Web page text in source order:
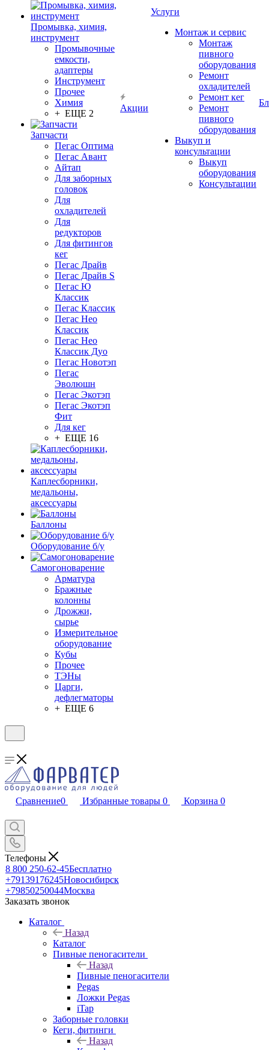
Промывка, химия,
инструмент
Промывочные
емкости,
адаптеры
Инструмент
Прочее
Химия
+ ЕЩЕ 2
Запчасти
Пегас Оптима
Пегас Авант
Айтап
Для заборных
головок
Для
охладителей
Для
редукторов
Для фитингов
кег
Пегас Драйв
Пегас Драйв S
Пегас Ю
Классик
Пегас Классик
Пегас Нео
Классик
Пегас Нео
Классик Дуо
Пегас Новотэп
Пегас
Эволюшн
Пегас Экотэп
Пегас Экотэп
Фит
Для кег
+ ЕЩЕ 16
Каплесборники,
медальоны,
аксессуары
Баллоны
Оборудование б/у
Самогоноварение
Арматура
Бражные
колонны
Дрожжи,
сырье
Измерительное
оборудование
Кубы
Прочее
ТЭНы
Царги,
дефлегматоры
+ ЕЩЕ 6
Акции
Услуги
Монтаж и сервис
Монтаж
пивного
оборудования
Ремонт
охладителей
Ремонт кег
Ремонт
пивного
оборудования
Выкуп и
консультации
Выкуп
оборудования
Консультации
Сравнение0 Избранные товары 0 Корзина 0
Телефоны
8 800 250-62-45Бесплатно
+79139176245Новосибирск
+79850250044Москва
Заказать звонок
Каталог
Назад
Каталог
Пивные пеногасители
Назад
Пивные пеногасители
Pegas
Ложки Pegas
iTap
Заборные головки
Кеги, фитинги
Назад